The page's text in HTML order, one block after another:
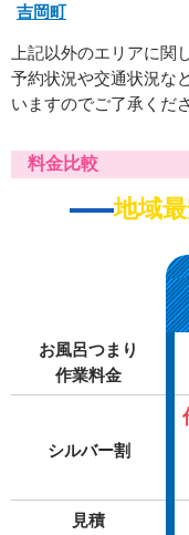
吉岡町
上記以外のエリアに関
予約状況や交通状況な
いますのでご了承くだ
料金比較
地域
お風呂つまり
作業料金
シルバー割
見積